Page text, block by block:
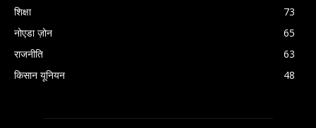
शिक्षा
73
नोएडा ज़ोन
65
राजनीति
63
किसान यूनियन
48